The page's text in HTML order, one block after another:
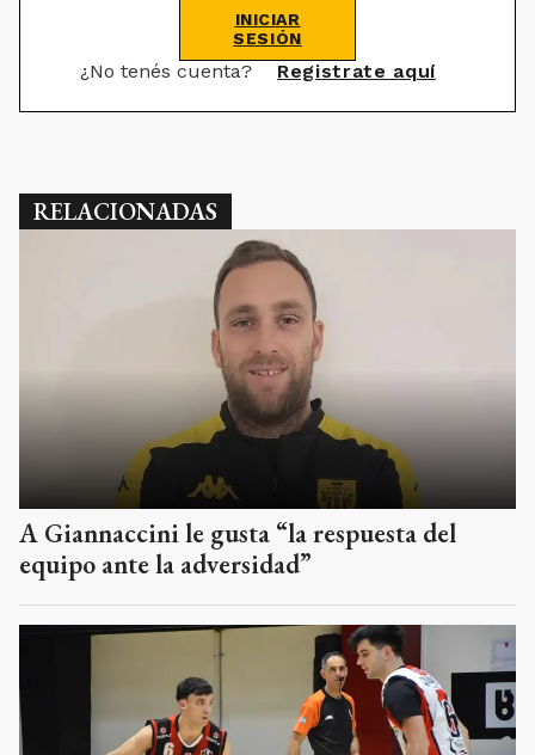
INICIAR
SESIÓN
¿No tenés cuenta? Registrate aquí
RELACIONADAS
A Giannaccini le gusta “la respuesta del
equipo ante la adversidad”